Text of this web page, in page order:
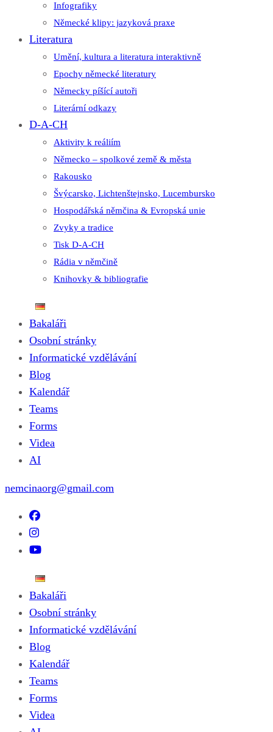
Infografiky
Německé klipy: jazyková praxe
Literatura
Umění, kultura a literatura interaktivně
Epochy německé literatury
Německy píšící autoři
Literární odkazy
D-A-CH
Aktivity k reáliím
Německo – spolkové země & města
Rakousko
Švýcarsko, Lichtenštejnsko, Lucembursko
Hospodářská němčina & Evropská unie
Zvyky a tradice
Tisk D-A-CH
Rádia v němčině
Knihovky & bibliografie
Bakaláři
Osobní stránky
Informatické vzdělávání
Blog
Kalendář
Teams
Forms
Videa
AI
nemcinaorg@gmail.com
Bakaláři
Osobní stránky
Informatické vzdělávání
Blog
Kalendář
Teams
Forms
Videa